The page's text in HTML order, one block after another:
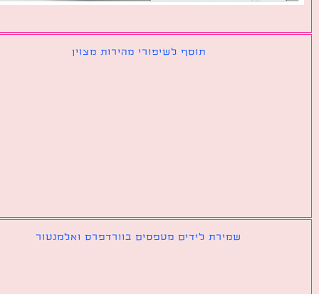
תוסף לשיפורי מהירות מצוין
שמירת לידים מטפסים בוורדפרס ואלמנטור